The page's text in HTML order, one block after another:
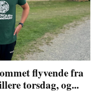
flyvende fra
torsdag, og...